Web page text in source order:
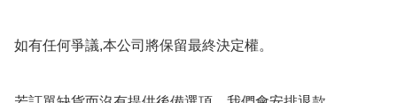
如有任何爭議,本公司將保留最終決定權。